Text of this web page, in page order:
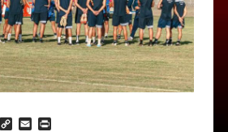
C
E
P